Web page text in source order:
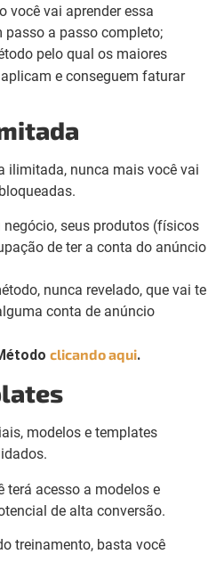
você vai aprender essa
passo a passo completo;
pelo qual os maiores
aplicam e conseguem faturar
ilimitada, nunca mais você vai
seus produtos (físicos
de ter a conta do anúncio
nunca revelado, que vai te
conta de anúncio
clicando aqui.
terá acesso a modelos e
de alta conversão.
treinamento, basta você